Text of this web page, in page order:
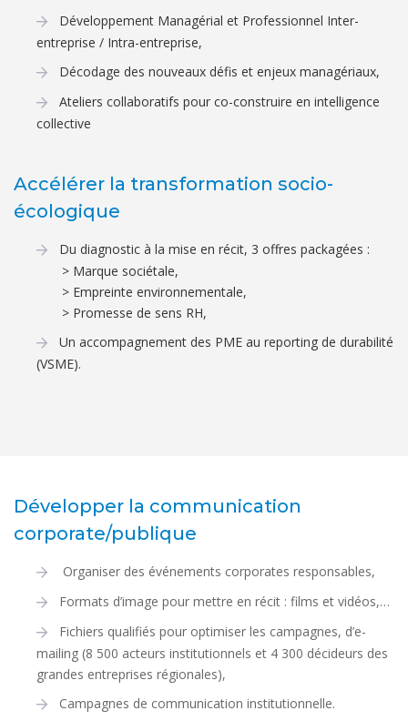
Développement Managérial et Professionnel Inter-
entreprise / Intra-entreprise,
Décodage des nouveaux défis et enjeux managériaux,
Ateliers collaboratifs pour co-construire en intelligence
collective
Accélérer la transformation socio-
écologique
Du diagnostic à la mise en récit, 3 offres packagées :
> Marque sociétale,
> Empreinte environnementale,
> Promesse de sens RH,
Un accompagnement des PME au reporting de durabilité
(VSME).
Développer la communication
corporate/publique
Organiser des événements corporates responsables,
Formats d’image pour mettre en récit : films et vidéos,…
Fichiers qualifiés pour optimiser les campagnes, d’e-
mailing (8 500 acteurs institutionnels et 4 300 décideurs des
grandes entreprises régionales),
Campagnes de communication institutionnelle.